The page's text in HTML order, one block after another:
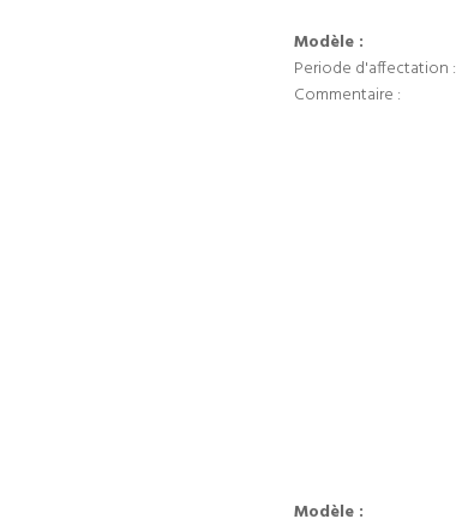
Modèle :
Periode d'affectation :
Commentaire :
Modèle :